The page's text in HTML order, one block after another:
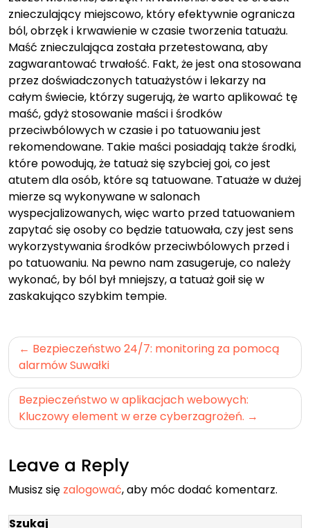
znieczulający miejscowo, który efektywnie ogranicza
ból, obrzęk i krwawienie w czasie tworzenia tatuażu.
Maść znieczulająca została przetestowana, aby
zagwarantować trwałość. Fakt, że jest ona stosowana
przez doświadczonych tatuażystów i lekarzy na
całym świecie, którzy sugerują, że warto aplikować tę
maść, gdyż stosowanie maści i środków
przeciwbólowych w czasie i po tatuowaniu jest
rekomendowane. Takie maści posiadają także środki,
które powodują, że tatuaż się szybciej goi, co jest
atutem dla osób, które są tatuowane. Tatuaże w dużej
mierze są wykonywane w salonach
wyspecjalizowanych, więc warto przed tatuowaniem
zapytać się osoby co będzie tatuowała, czy jest sens
wykorzystywania środków przeciwbólowych przed i
po tatuowaniu. Na pewno nam zasugeruje, co należy
wykonać, by ból był mniejszy, a tatuaż goił się w
zaskakująco szybkim tempie.
Nawigacja
wpisu
Bezpieczeństwo 24/7: monitoring za pomocą
alarmów Suwałki
Bezpieczeństwo w aplikacjach webowych:
Kluczowy element w erze cyberzagrożeń.
Leave a Reply
Musisz się zalogować, aby móc dodać komentarz.
Szukaj